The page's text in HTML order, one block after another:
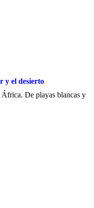
y el desierto
África. De playas blancas y